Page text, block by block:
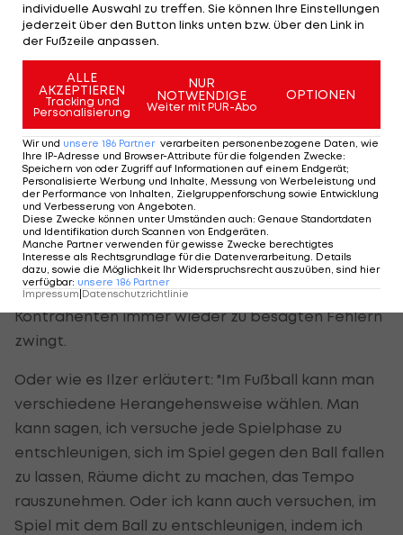
Ist man in selbigem, muss auch nicht alles gelingen
und man geht trotzdem als Sieger vom Platz.
Gegen Rapid hat Ilzer auch nicht alles gefallen,
aber gerade in Sachen "Qualität der Topchancen"
sei man das bessere Team gewesen.
Stress beim Gegner
Auf Seiten Rapids beklagte man die Eigenfehler,
die zu Sturms Toren geführt hätten. Eines der
Erfolgsgeheimnisse der Steirer in dieser Saison ist
es jedoch durchaus auch, dass man die
Kontrahenten immer wieder zu besagten Fehlern
zwingt.
Oder wie es Ilzer erläutert: "Im Fußball kann man
verschiedene Herangehensweise wählen. Man
kann sagen, ich versuche jede Spielphase zu
entschleunigen, sich im Spiel gegen den Ball fallen
zu lassen, Räume dicht zu machen, das Tempo
rauszunehmen. Oder ich kann auch versuchen, im
Spiel mit dem Ball zu entschleunigen, indem ich
individuelle Auswahl zu treffen. Sie können Ihre Einstellungen
jederzeit über den Button links unten bzw. über den Link in
der Fußzeile anpassen.
ALLE
AKZEPTIEREN
Tracking und
Personalisierung
NUR
NOTWENDIGE
Weiter mit PUR-Abo
OPTIONEN
Wir und unsere 186 Partner verarbeiten personenbezogene Daten, wie
Ihre IP-Adresse und Browser-Attribute für die folgenden Zwecke:
Speichern von oder Zugriff auf Informationen auf einem Endgerät;
Personalisierte Werbung und Inhalte, Messung von Werbeleistung und
der Performance von Inhalten, Zielgruppenforschung sowie Entwicklung
und Verbesserung von Angeboten.
Diese Zwecke können unter Umständen auch: Genaue Standortdaten
und Identifikation durch Scannen von Endgeräten.
Manche Partner verwenden für gewisse Zwecke berechtigtes
Interesse als Rechtsgrundlage für die Datenverarbeitung. Details
dazu, sowie die Möglichkeit Ihr Widerspruchsrecht auszuüben, sind hier
verfügbar: unsere 186 Partner
Impressum Datenschutzrichtlinie